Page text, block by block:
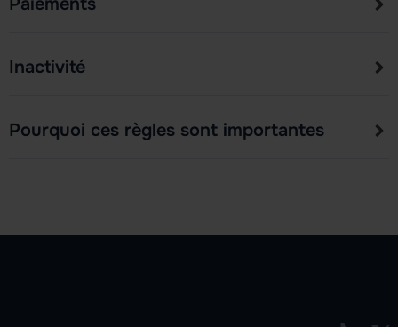
Inactivité
Pourquoi ces règles sont importantes